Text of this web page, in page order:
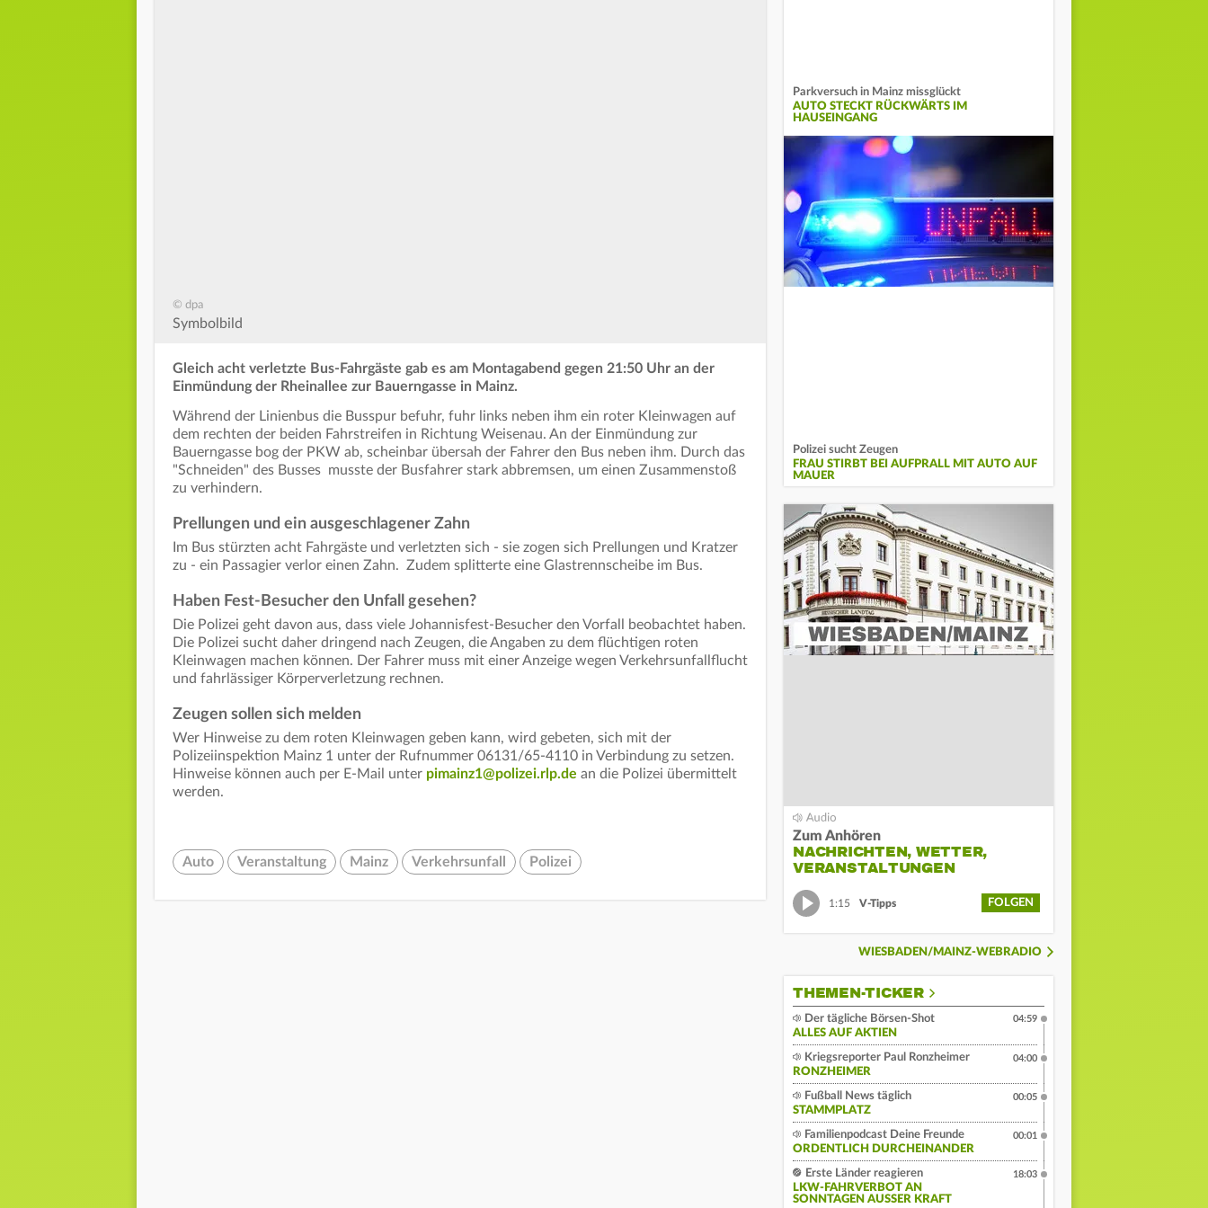
© dpa
Symbolbild
Gleich acht verletzte Bus-Fahrgäste gab es am Montagabend gegen 21:50 Uhr an der
Einmündung der Rheinallee zur Bauerngasse in Mainz.
Während der Linienbus die Busspur befuhr, fuhr links neben ihm ein roter Kleinwagen auf
dem rechten der beiden Fahrstreifen in Richtung Weisenau. An der Einmündung zur
Bauerngasse bog der PKW ab, scheinbar übersah der Fahrer den Bus neben ihm. Durch das
"Schneiden" des Busses musste der Busfahrer stark abbremsen, um einen Zusammenstoß
zu verhindern.
Prellungen und ein ausgeschlagener Zahn
Im Bus stürzten acht Fahrgäste und verletzten sich - sie zogen sich Prellungen und Kratzer
zu - ein Passagier verlor einen Zahn. Zudem splitterte eine Glastrennscheibe im Bus.
Haben Fest-Besucher den Unfall gesehen?
Die Polizei geht davon aus, dass viele Johannisfest-Besucher den Vorfall beobachtet haben.
Die Polizei sucht daher dringend nach Zeugen, die Angaben zu dem flüchtigen roten
Kleinwagen machen können. Der Fahrer muss mit einer Anzeige wegen Verkehrsunfallflucht
und fahrlässiger Körperverletzung rechnen.
Zeugen sollen sich melden
Wer Hinweise zu dem roten Kleinwagen geben kann, wird gebeten, sich mit der
Polizeiinspektion Mainz 1 unter der Rufnummer 06131/65-4110 in Verbindung zu setzen.
Hinweise können auch per E-Mail unter pimainz1@polizei.rlp.de an die Polizei übermittelt
werden.
Auto Veranstaltung Mainz Verkehrsunfall Polizei
Parkversuch in Mainz missglückt
AUTO STECKT RÜCKWÄRTS IM
HAUSEINGANG
Polizei sucht Zeugen
FRAU STIRBT BEI AUFPRALL MIT AUTO AUF
MAUER
Zum Anhören
NACHRICHTEN, WETTER,
VERANSTALTUNGEN
1:15 V-Tipps FOLGEN
WIESBADEN/MAINZ-WEBRADIO
THEMEN-TICKER
Der tägliche Börsen-Shot
ALLES AUF AKTIEN
04:59
Kriegsreporter Paul Ronzheimer
RONZHEIMER
04:00
Fußball News täglich
STAMMPLATZ
00:05
Familienpodcast Deine Freunde
ORDENTLICH DURCHEINANDER
00:01
Erste Länder reagieren
LKW-FAHRVERBOT AN
SONNTAGEN AUSSER KRAFT
18:03